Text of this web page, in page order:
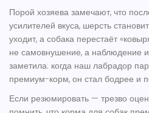
Порой хозяева замечают, что
усилителей вкуса, шерсть
уходит, а собака перестаёт
не самовнушение, а наблюдение
заметила: когда наш лабрадор
премиум-корм, он стал бодрее и
Если резюмировать — трезво